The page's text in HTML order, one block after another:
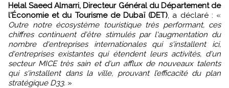
Helal Saeed Almarri, Directeur Général du Département de
l'Économie et du Tourisme de Dubaï (DET) , a déclaré : «
Outre notre écosystème touristique très performant, ces
chiffres continuent d'être stimulés par l'augmentation du
nombre d'entreprises internationales qui s'installent ici,
d'entreprises existantes qui étendent leurs activités, d'un
secteur MICE très sain et d'un afflux de nouveaux talents
qui s'installent dans la ville, prouvant l’efficacité du plan
stratégique D33. »